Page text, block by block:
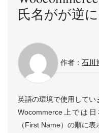
氏名がが逆
作者： 石川
英語の環境で使用してい
Wocommerce上では
（First Name）の順に